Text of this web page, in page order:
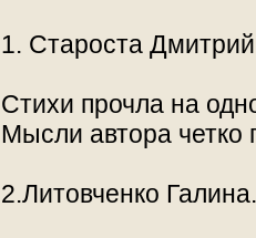
1. Староста
Стихи прочла на
Мысли автора четко
2.Литовченко Галина.